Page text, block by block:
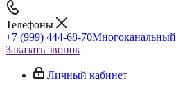
Телефоны
+7 (999) 444-68-70Многоканальный
Заказать звонок
Личный кабинет